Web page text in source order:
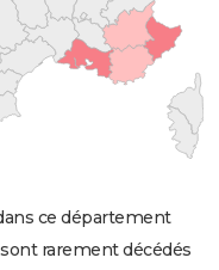
ce département
rarement décédés